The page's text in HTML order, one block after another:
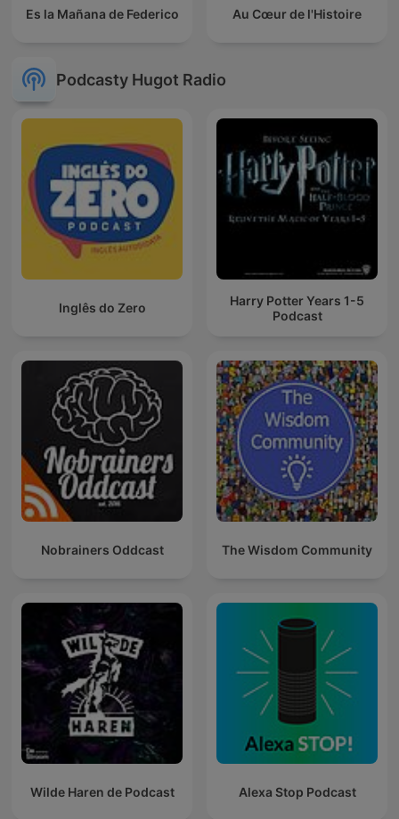
Es la Mañana de Federico Au Cœur de l'Histoire
Podcasty Hugot Radio
Inglês do Zero
Harry Potter Years 1-5
Podcast
Nobrainers Oddcast The Wisdom Community
Wilde Haren de Podcast Alexa Stop Podcast